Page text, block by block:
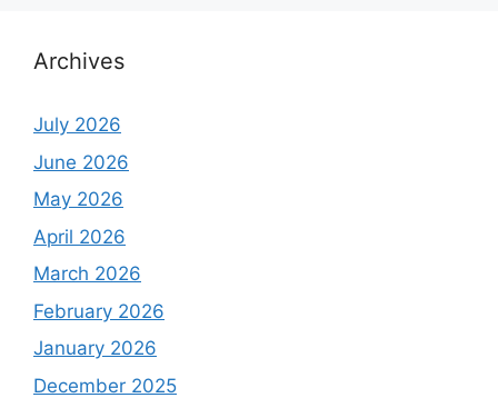
Archives
July 2026
June 2026
May 2026
April 2026
March 2026
February 2026
January 2026
December 2025